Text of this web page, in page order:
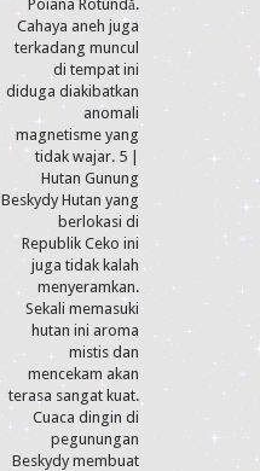
Poiana Rotundă.
Cahaya aneh juga
terkadang muncul
di tempat ini
diduga diakibatkan
anomali
magnetisme yang
tidak wajar. 5 |
Hutan Gunung
Beskydy Hutan yang
berlokasi di
Republik Ceko ini
juga tidak kalah
menyeramkan.
Sekali memasuki
hutan ini aroma
mistis dan
mencekam akan
terasa sangat kuat.
Cuaca dingin di
pegunungan
Beskydy membuat